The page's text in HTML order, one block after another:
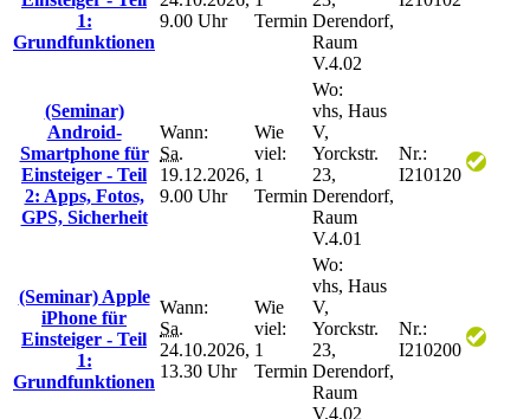
1:
Grundfunktionen
9.00 Uhr
Termin Derendorf,
Raum
V.4.02
(Seminar)
Android-
Smartphone für
Einsteiger - Teil
2: Apps, Fotos,
GPS, Sicherheit
Wann:
Sa.
19.12.2026,
9.00 Uhr
Wie
viel:
1
Termin
Wo:
vhs, Haus
V,
Yorckstr.
23,
Derendorf,
Raum
V.4.01
Nr.:
I210120
(Seminar) Apple
iPhone für
Einsteiger - Teil
1:
Grundfunktionen
Wann:
Sa.
24.10.2026,
13.30 Uhr
Wie
viel:
1
Termin
Wo:
vhs, Haus
V,
Yorckstr.
23,
Derendorf,
Raum
V.4.02
Nr.:
I210200